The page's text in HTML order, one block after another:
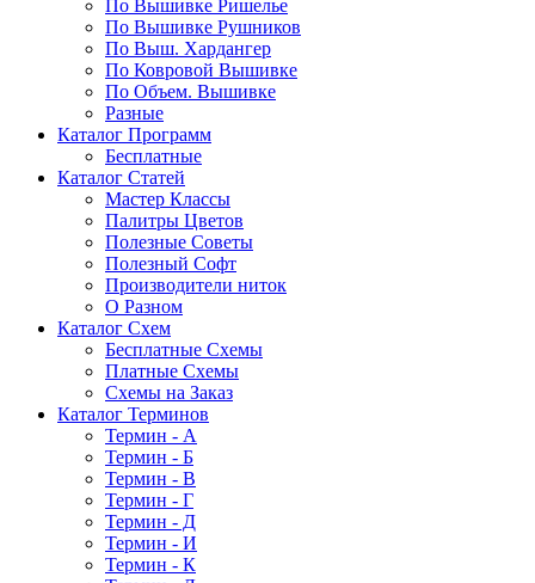
По Вышивке Ришелье
По Вышивке Рушников
По Выш. Хардангер
По Ковровой Вышивке
По Объем. Вышивке
Разные
Каталог Программ
Бесплатные
Каталог Статей
Мастер Классы
Палитры Цветов
Полезные Советы
Полезный Софт
Производители ниток
О Разном
Каталог Схем
Бесплатные Схемы
Платные Схемы
Схемы на Заказ
Каталог Терминов
Термин - А
Термин - Б
Термин - В
Термин - Г
Термин - Д
Термин - И
Термин - К